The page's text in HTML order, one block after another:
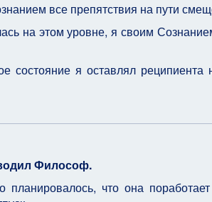
все препятствия на пути
на этом уровне, я своим
состояние я оставлял
Философ.
планировалось, что она